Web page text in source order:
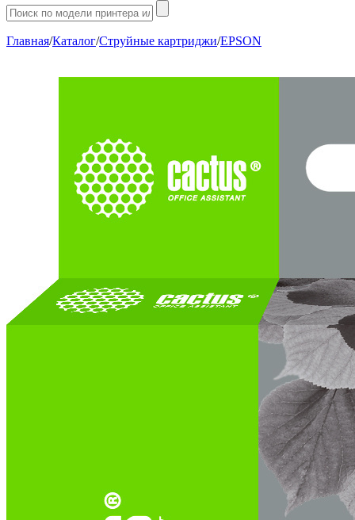
Главная/Каталог/Струйные картриджи/EPSON